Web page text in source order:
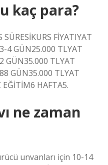
kaç para?
FİYATIYAT
4 GÜN25.000 TLYAT
GÜN35.000 TLYAT
GÜN35.000 TLYAT
EĞİTİM6 HAFTA5.
ne zaman
unvanları için 10-14